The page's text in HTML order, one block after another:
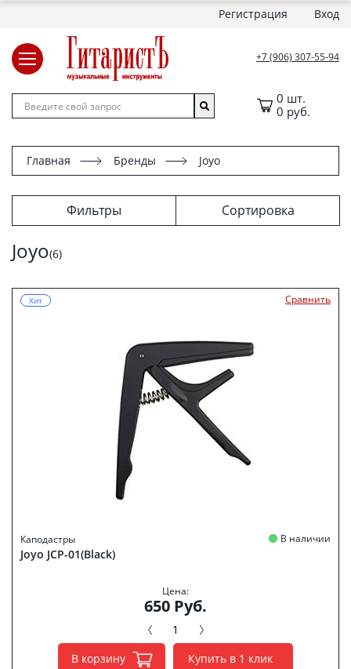
Регистрация Вход
+7 (906) 307-55-94
0 шт.
0 руб.
Главная Бренды Joyo
Фильтры Сортировка
Joyo(6)
Хит Сравнить
Каподастры
Joyo JCP-01(Black)
В наличии
Цена:
650 Руб.
В корзину Купить в 1 клик